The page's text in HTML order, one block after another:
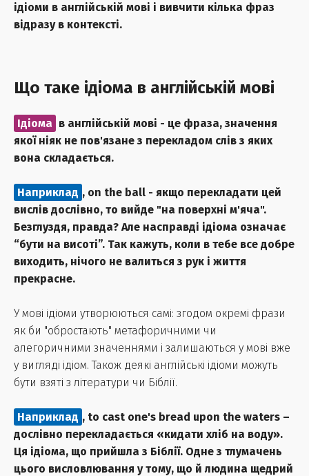
ідіоми в англійській мові і вивчити кілька фраз
відразу в контексті.
Що таке ідіома в англійській мові
Ідіома в англійській мові - це фраза, значення
якої ніяк не пов'язане з перекладом слів з яких
вона складається.
Наприклад , on the ball - якщо перекладати цей
вислів дослівно, то вийде "на поверхні м'яча".
Безглуздя, правда? Але насправді ідіома означає
“бути на висоті”. Так кажуть, коли в тебе все добре
виходить, нічого не валиться з рук і життя
прекрасне.
У мові ідіоми утворюються самі: згодом окремі фрази
як би "обростають" метафоричними чи
алегоричними значеннями і залишаються у мові вже
у вигляді ідіом. Також деякі англійські ідіоми можуть
бути взяті з літератури чи Біблії.
Наприклад , to cast one's bread upon the waters –
дослівно перекладається «кидати хліб на воду».
Ця ідіома, що прийшла з Біблії. Одне з тлумачень
цього висловлювання у тому, що й людина щедрий